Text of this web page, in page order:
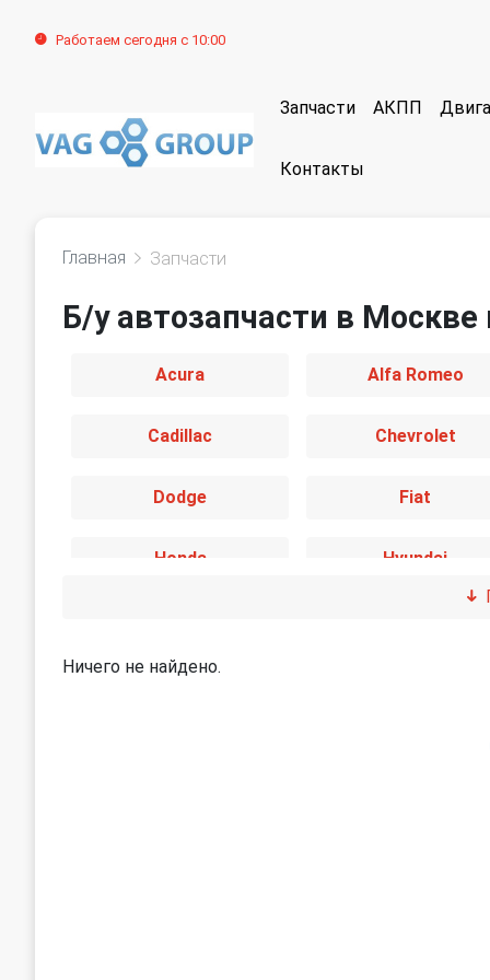
Работаем сегодня с 10:00
Запчасти АКПП
Контакты
Главная Запчасти
Б/у автозапчасти в Москве
Acura Alfa Romeo
Cadillac Chevrolet
Dodge Fiat
Honda Hyundai
Land Rover
Ничего не найдено.